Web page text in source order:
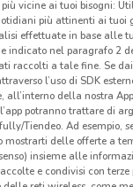
vicine ai tuoi bisogni:
più attinenti ai tuoi
effettuate in base alle
indicato nel paragrafo 2
raccolti a tale fine. Se
l’uso di SDK
all’interno della nostra
potranno trattare di
Tiendeo. Ad esempio,
mostrarti delle offerte a
insieme alle
e condivisi con